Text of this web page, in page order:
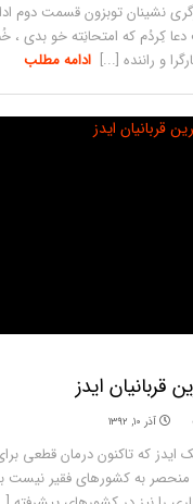
نشینان توبزون قسمت دوم
کِردُم که امتحانِته خو بدی ،
و راننده [...] ادامه مطلب
قربانیان ایدز
آذر ۱۰, ۱۳۹۲
ایدز که تاکنون درمان قطعی
به کشورهای فقیر نیست